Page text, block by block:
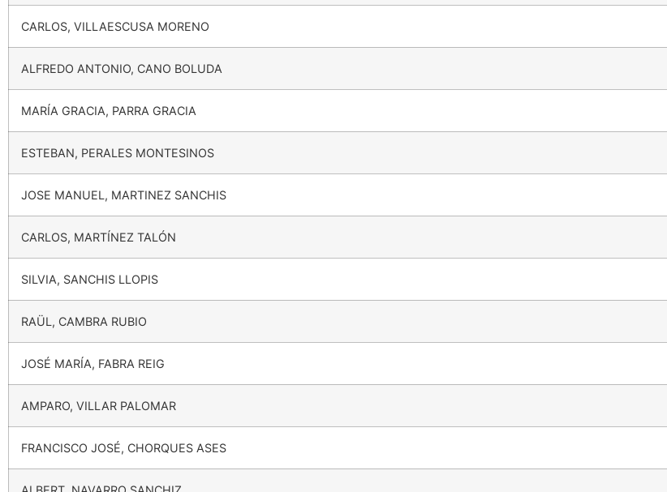
CARLOS, VILLAESCUSA MORENO
ALFREDO ANTONIO, CANO BOLUDA
MARÍA GRACIA, PARRA GRACIA
ESTEBAN, PERALES MONTESINOS
JOSE MANUEL, MARTINEZ SANCHIS
CARLOS, MARTÍNEZ TALÓN
SILVIA, SANCHIS LLOPIS
RAÜL, CAMBRA RUBIO
JOSÉ MARÍA, FABRA REIG
AMPARO, VILLAR PALOMAR
FRANCISCO JOSÉ, CHORQUES ASES